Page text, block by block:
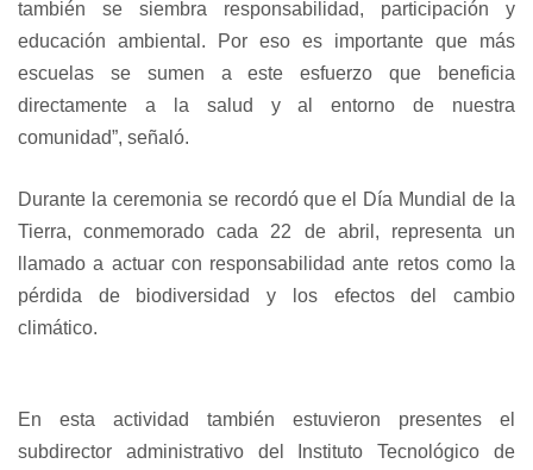
también se siembra responsabilidad, participación y
educación ambiental. Por eso es importante que más
escuelas se sumen a este esfuerzo que beneficia
directamente a la salud y al entorno de nuestra
comunidad”, señaló.
Durante la ceremonia se recordó que el Día Mundial de la
Tierra, conmemorado cada 22 de abril, representa un
llamado a actuar con responsabilidad ante retos como la
pérdida de biodiversidad y los efectos del cambio
climático.
En esta actividad también estuvieron presentes el
subdirector administrativo del Instituto Tecnológico de